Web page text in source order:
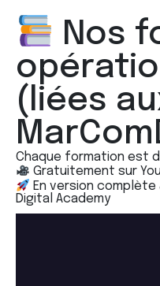
Nos
(liées
Chaque formation est
Gratuitement sur
En version complète
Digital Academy